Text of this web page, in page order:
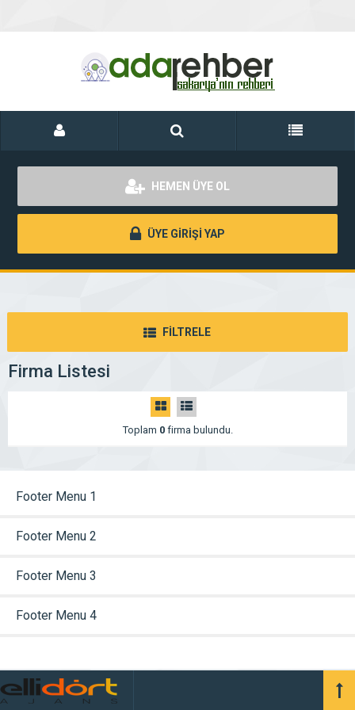
HEMEN ÜYE OL
ÜYE GİRİŞİ YAP
FİLTRELE
Firma Listesi
Toplam 0firma bulundu.
Footer Menu 1
Footer Menu 2
Footer Menu 3
Footer Menu 4